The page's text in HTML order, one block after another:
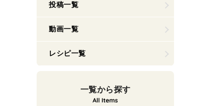
投稿一覧
動画一覧
レシピ一覧
一覧から探す